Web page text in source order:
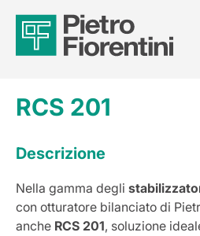
RCS 201
Descrizione
Nella gamma degli
con otturatore bilanciato di
anche RCS 201, soluzione